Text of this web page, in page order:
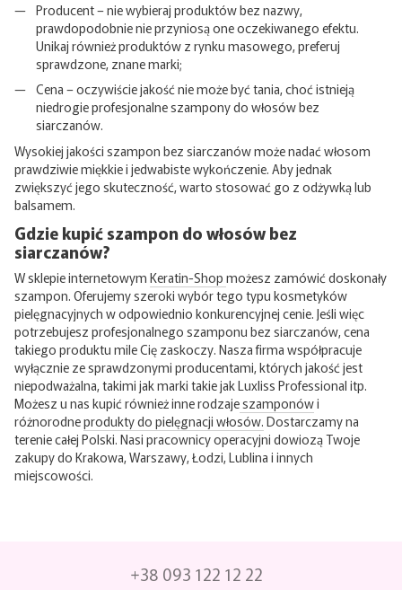
Producent – ​​nie wybieraj produktów bez nazwy,
prawdopodobnie nie przyniosą one oczekiwanego efektu.
Unikaj również produktów z rynku masowego, preferuj
sprawdzone, znane marki;
Cena – oczywiście jakość nie może być tania, choć istnieją
niedrogie profesjonalne szampony do włosów bez
siarczanów.
Wysokiej jakości szampon bez siarczanów może nadać włosom
prawdziwie miękkie i jedwabiste wykończenie. Aby jednak
zwiększyć jego skuteczność, warto stosować go z odżywką lub
balsamem.
Gdzie kupić szampon do włosów bez
siarczanów?
W sklepie internetowym Keratin-Shop możesz zamówić doskonały
szampon. Oferujemy szeroki wybór tego typu kosmetyków
pielęgnacyjnych w odpowiednio konkurencyjnej cenie. Jeśli więc
potrzebujesz profesjonalnego szamponu bez siarczanów, cena
takiego produktu mile Cię zaskoczy. Nasza firma współpracuje
wyłącznie ze sprawdzonymi producentami, których jakość jest
niepodważalna, takimi jak marki takie jak Luxliss Professional itp.
Możesz u nas kupić również inne rodzajeszamponówi
różnorodneprodukty do pielęgnacji włosów. Dostarczamy na
terenie całej Polski. Nasi pracownicy operacyjni dowiozą Twoje
zakupy do Krakowa, Warszawy, Łodzi, Lublina i innych
miejscowości.
+38 093 122 12 22